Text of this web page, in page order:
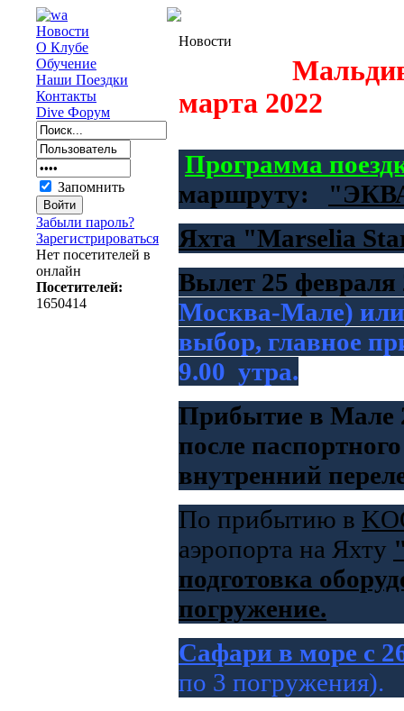
Новости
О Клубе
Обучение
Наши Поездки
Контакты
Dive Форум
Запомнить
Забыли пароль?
Зарегистрироваться
Нет посетителей в
онлайн
Посетителей:
1650414
Новости
марта 2022
Программа
маршруту:
Яхта "Marselia
Вылет 25 февраля
Москва-Мале)
выбор, главное
9.00 утра.
Прибытие в Мале
после
внутренний
По прибытию в
аэропорта на Яхту
подготовка
погружение.
Сафари в море с
по 3 погружения).